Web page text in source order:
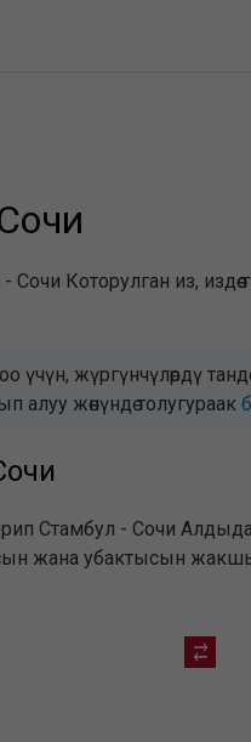
Сочи Которулган из,
үчүн, жүргүнчүлөрдү
алуу жөнүндө толугураак
Стамбул - Сочи
жана убактысын